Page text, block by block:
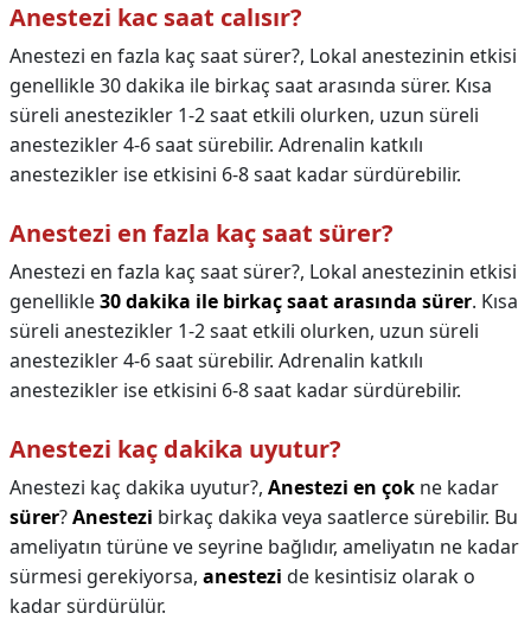
Anestezi kac saat calısır?
Anestezi en fazla kaç saat sürer?, Lokal anestezinin etkisi
genellikle 30 dakika ile birkaç saat arasında sürer. Kısa
süreli anestezikler 1-2 saat etkili olurken, uzun süreli
anestezikler 4-6 saat sürebilir. Adrenalin katkılı
anestezikler ise etkisini 6-8 saat kadar sürdürebilir.
Anestezi en fazla kaç saat sürer?
Anestezi en fazla kaç saat sürer?, Lokal anestezinin etkisi
genellikle30 dakika ile birkaç saat arasında sürer. Kısa
süreli anestezikler 1-2 saat etkili olurken, uzun süreli
anestezikler 4-6 saat sürebilir. Adrenalin katkılı
anestezikler ise etkisini 6-8 saat kadar sürdürebilir.
Anestezi kaç dakika uyutur?
Anestezi kaç dakika uyutur?, Anestezi en çok ne kadar
sürer?Anestezi birkaç dakika veya saatlerce sürebilir. Bu
ameliyatın türüne ve seyrine bağlıdır, ameliyatın ne kadar
sürmesi gerekiyorsa, anestezi de kesintisiz olarak o
kadar sürdürülür.